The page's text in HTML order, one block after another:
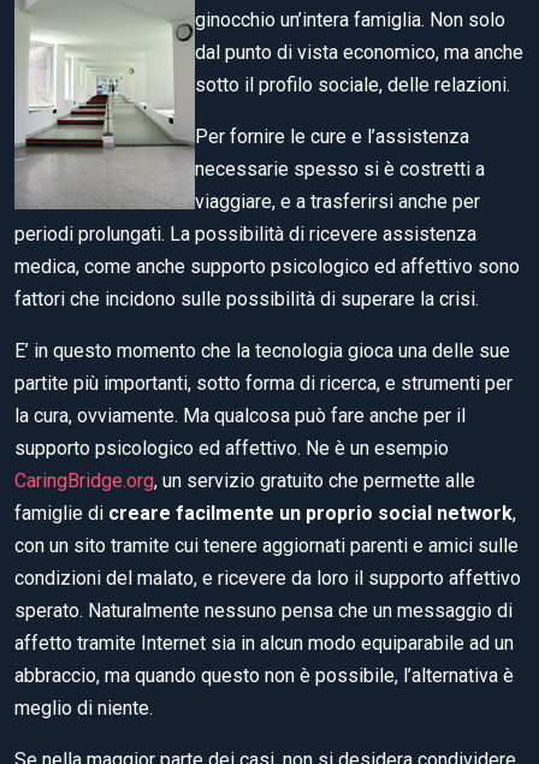
ginocchio un’intera famiglia. Non solo
dal punto di vista economico, ma anche
sotto il profilo sociale, delle relazioni.
Per fornire le cure e l’assistenza
necessarie spesso si è costretti a
viaggiare, e a trasferirsi anche per
periodi prolungati. La possibilità di ricevere assistenza
medica, come anche supporto psicologico ed affettivo sono
fattori che incidono sulle possibilità di superare la crisi.
E’ in questo momento che la tecnologia gioca una delle sue
partite più importanti, sotto forma di ricerca, e strumenti per
la cura, ovviamente. Ma qualcosa può fare anche per il
supporto psicologico ed affettivo. Ne è un esempio
CaringBridge.org, un servizio gratuito che permette alle
famiglie di creare facilmente un proprio social network,
con un sito tramite cui tenere aggiornati parenti e amici sulle
condizioni del malato, e ricevere da loro il supporto affettivo
sperato. Naturalmente nessuno pensa che un messaggio di
affetto tramite Internet sia in alcun modo equiparabile ad un
abbraccio, ma quando questo non è possibile, l’alternativa è
meglio di niente.
Se nella maggior parte dei casi, non si desidera condividere